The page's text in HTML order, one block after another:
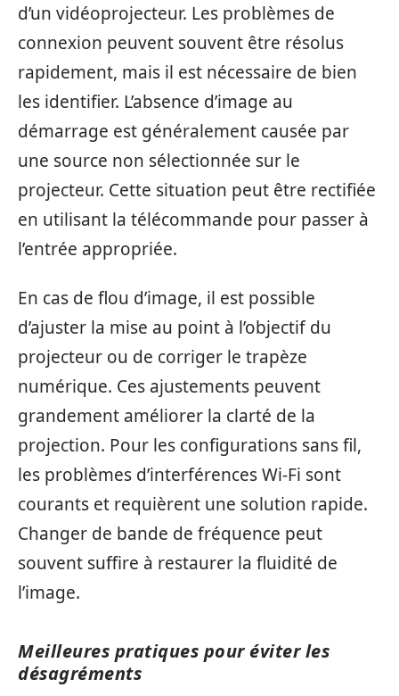
d’un vidéoprojecteur. Les problèmes de
connexion peuvent souvent être résolus
rapidement, mais il est nécessaire de bien
les identifier. L’absence d’image au
démarrage est généralement causée par
une source non sélectionnée sur le
projecteur. Cette situation peut être rectifiée
en utilisant la télécommande pour passer à
l’entrée appropriée.
En cas de flou d’image, il est possible
d’ajuster la mise au point à l’objectif du
projecteur ou de corriger le trapèze
numérique. Ces ajustements peuvent
grandement améliorer la clarté de la
projection. Pour les configurations sans fil,
les problèmes d’interférences Wi-Fi sont
courants et requièrent une solution rapide.
Changer de bande de fréquence peut
souvent suffire à restaurer la fluidité de
l’image.
Meilleures pratiques pour éviter les
désagréments